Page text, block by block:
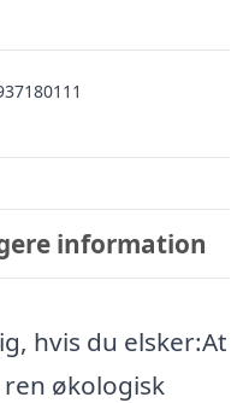
information
hvis du elsker:At
økologisk